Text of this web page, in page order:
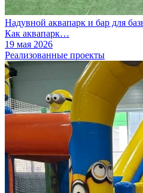
Надувной аквапарк и бар для
Как аквапарк…
19 мая 2026
Реализованные проекты